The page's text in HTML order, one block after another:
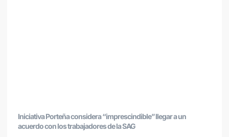
Iniciativa Porteña considera “imprescindible” llegar a un
acuerdo con los trabajadores de la SAG